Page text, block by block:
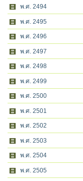
พ.ศ. 2494
พ.ศ. 2495
พ.ศ. 2496
พ.ศ. 2497
พ.ศ. 2498
พ.ศ. 2499
พ.ศ. 2500
พ.ศ. 2501
พ.ศ. 2502
พ.ศ. 2503
พ.ศ. 2504
พ.ศ. 2505